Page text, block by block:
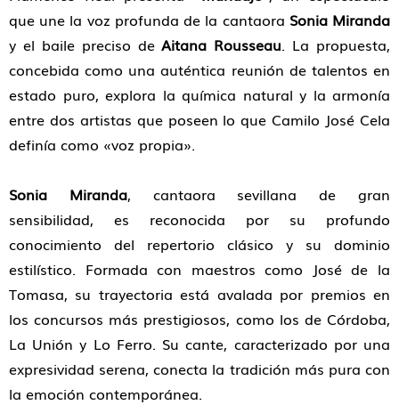
que une la voz profunda de la cantaora Sonia Miranda
y el baile preciso deAitana Rousseau. La propuesta,
concebida como una auténtica reunión de talentos en
estado puro, explora la química natural y la armonía
entre dos artistas que poseen lo que Camilo José Cela
definía como «voz propia».
Sonia Miranda, cantaora sevillana de gran
sensibilidad, es reconocida por su profundo
conocimiento del repertorio clásico y su dominio
estilístico. Formada con maestros como José de la
Tomasa, su trayectoria está avalada por premios en
los concursos más prestigiosos, como los de Córdoba,
La Unión y Lo Ferro. Su cante, caracterizado por una
expresividad serena, conecta la tradición más pura con
la emoción contemporánea.